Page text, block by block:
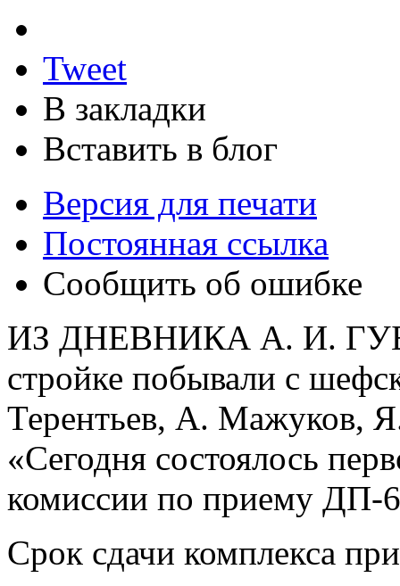
Tweet
В закладки
Вставить в блог
Версия для печати
Постоянная ссылка
Сообщить об ошибке
ИЗ ДНЕВНИКА А. И.
стройке побывали с
Терентьев, А. Мажуков,
«Сегодня состоялось
комиссии по приему ДП-
Срок сдачи комплекса